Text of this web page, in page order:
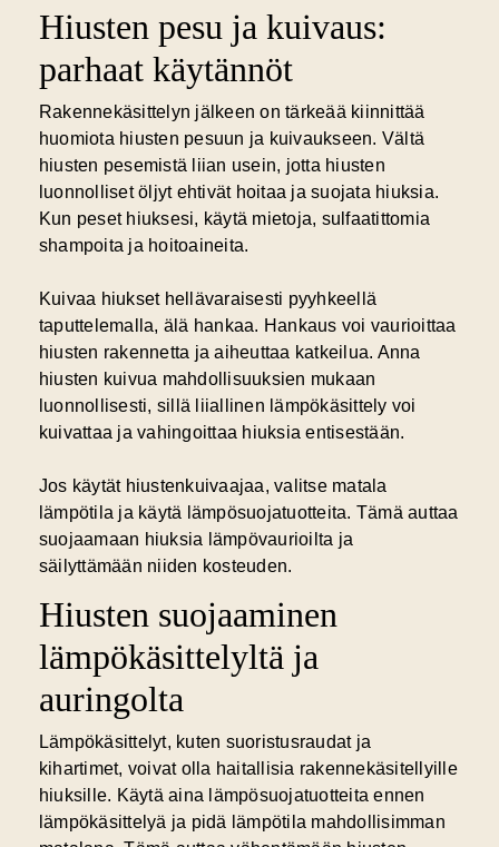
Hiusten pesu ja kuivaus:
parhaat käytännöt
Rakennekäsittelyn jälkeen on tärkeää kiinnittää
huomiota hiusten pesuun ja kuivaukseen. Vältä
hiusten pesemistä liian usein, jotta hiusten
luonnolliset öljyt ehtivät hoitaa ja suojata hiuksia.
Kun peset hiuksesi, käytä mietoja, sulfaatittomia
shampoita ja hoitoaineita.
Kuivaa hiukset hellävaraisesti pyyhkeellä
taputtelemalla, älä hankaa. Hankaus voi vaurioittaa
hiusten rakennetta ja aiheuttaa katkeilua. Anna
hiusten kuivua mahdollisuuksien mukaan
luonnollisesti, sillä liiallinen lämpökäsittely voi
kuivattaa ja vahingoittaa hiuksia entisestään.
Jos käytät hiustenkuivaajaa, valitse matala
lämpötila ja käytä lämpösuojatuotteita. Tämä auttaa
suojaamaan hiuksia lämpövaurioilta ja
säilyttämään niiden kosteuden.
Hiusten suojaaminen
lämpökäsittelyltä ja
auringolta
Lämpökäsittelyt, kuten suoristusraudat ja
kihartimet, voivat olla haitallisia rakennekäsitellyille
hiuksille. Käytä aina lämpösuojatuotteita ennen
lämpökäsittelyä ja pidä lämpötila mahdollisimman